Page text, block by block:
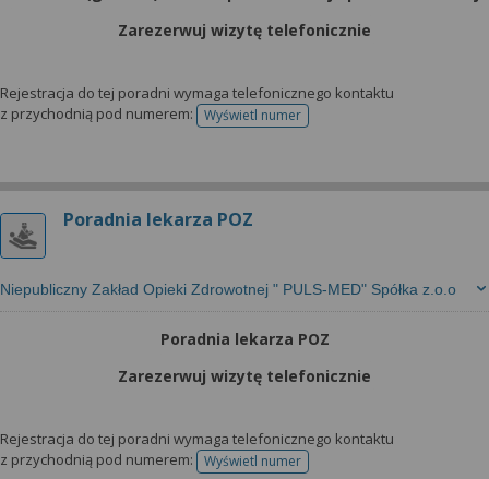
Zarezerwuj wizytę telefonicznie
Rejestracja do tej poradni wymaga telefonicznego kontaktu
z przychodnią pod numerem:
Wyświetl numertelefonu do rejestracji
Poradnia lekarza POZ
Niepubliczny Zakład Opieki Zdrowotnej " PULS-MED" Spółka z.o.o
Poradnia lekarza POZ
Zarezerwuj wizytę telefonicznie
Rejestracja do tej poradni wymaga telefonicznego kontaktu
z przychodnią pod numerem:
Wyświetl numertelefonu do rejestracji